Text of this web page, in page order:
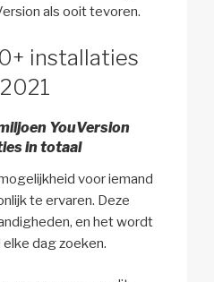
als ooit tevoren.
installaties
YouVersion
in totaal
voor iemand
te ervaren. Deze
en het wordt
dag zoeken.